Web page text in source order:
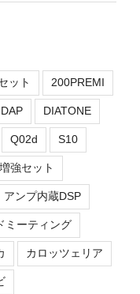
ット 200PREMI
DAP DIATONE
Q02d S10
強セット
アンプ内蔵DSP
ミーティング
カロッツェリア